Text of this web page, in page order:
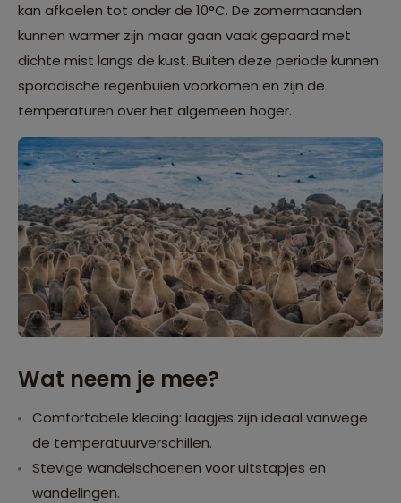
kan afkoelen tot onder de 10°C. De zomermaanden
kunnen warmer zijn maar gaan vaak gepaard met
dichte mist langs de kust. Buiten deze periode kunnen
sporadische regenbuien voorkomen en zijn de
temperaturen over het algemeen hoger.
Wat neem je mee?
Comfortabele kleding: laagjes zijn ideaal vanwege
de temperatuurverschillen.
Stevige wandelschoenen voor uitstapjes en
wandelingen.